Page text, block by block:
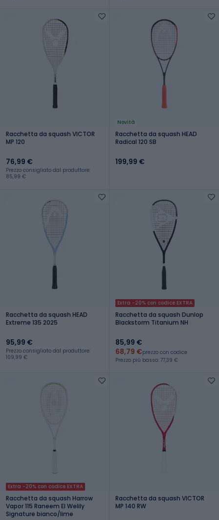
Racchetta da squash VICTOR
MP 120
76,99 €
Prezzo consigliato dal produttore:
85,99 €
Novità
Racchetta da squash HEAD
Radical 120 SB
199,99 €
Racchetta da squash HEAD
Extreme 135 2025
95,99 €
Prezzo consigliato dal produttore:
109,99 €
Extra -20% con codice EXTRA
Racchetta da squash Dunlop
Blackstorm Titanium NH
85,99 €
68,79 €prezzo con codice
Prezzo più basso: 77,39 €
Extra -20% con codice EXTRA
Racchetta da squash Harrow
Vapor 115 Raneem El Welily
Signature bianco/lime
Racchetta da squash VICTOR
MP 140 RW